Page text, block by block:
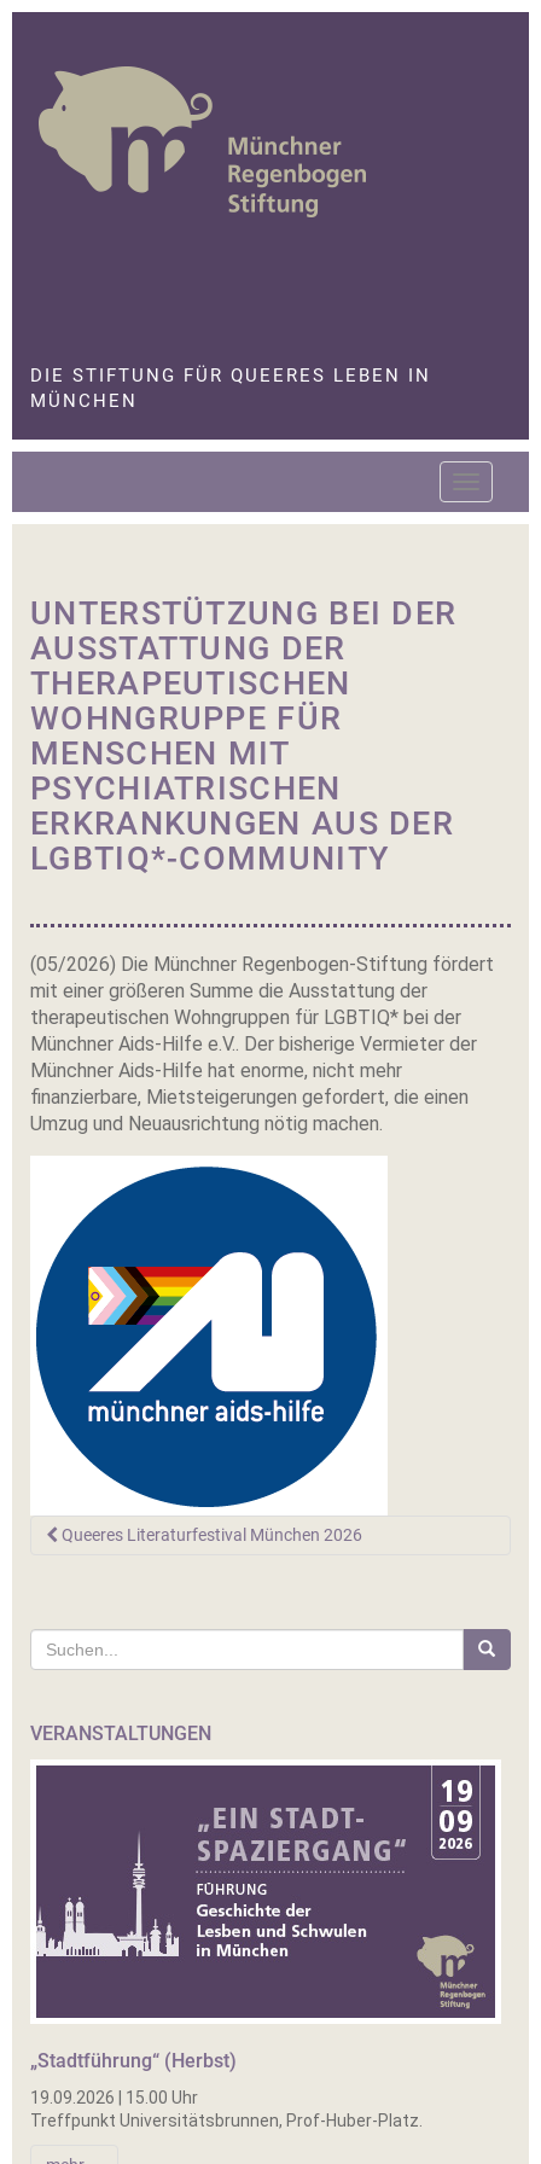
Skip
DIE STIFTUNG FÜR QUEERES LEBEN IN
MÜNCHEN
UNTERSTÜTZUNG BEI DER
AUSSTATTUNG DER
THERAPEUTISCHEN
WOHNGRUPPE FÜR
MENSCHEN MIT
PSYCHIATRISCHEN
ERKRANKUNGEN AUS DER
LGBTIQ*-COMMUNITY
(05/2026) Die Münchner Regenbogen-Stiftung fördert
mit einer größeren Summe die Ausstattung der
therapeutischen Wohngruppen für LGBTIQ* bei der
Münchner Aids-Hilfe e.V.. Der bisherige Vermieter der
Münchner Aids-Hilfe hat enorme, nicht mehr
finanzierbare, Mietsteigerungen gefordert, die einen
Umzug und Neuausrichtung nötig machen.
BEITRAGS-
Queeres Literaturfestival München 2026
Suche
nach:
VERANSTALTUNGEN
„Stadtführung“ (Herbst)
19.09.2026 | 15.00 Uhr
Treffpunkt Universitätsbrunnen, Prof-Huber-Platz.